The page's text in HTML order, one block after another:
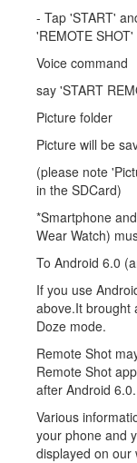
- Tap 'START'
'REMOTE SHOT'
Voice command
say 'START
Picture folder
Picture will be
(please note
in the SDCard)
*Smartphone
Wear Watch)
To Android 6.0
If you use
above.It brought
Doze mode.
Remote Shot
Remote Shot
after Android 6.0.
Various
your phone and
displayed on our